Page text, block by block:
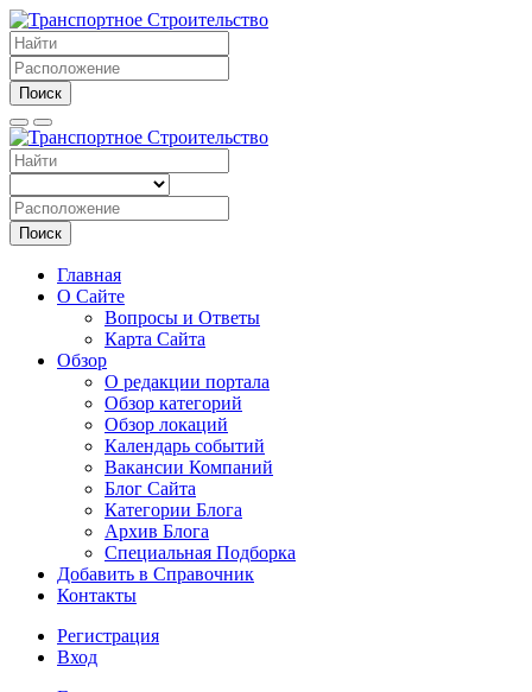
Поиск
Поиск
Главная
О Сайте
Вопросы и Ответы
Карта Сайта
Обзор
О редакции портала
Обзор категорий
Обзор локаций
Календарь событий
Вакансии Компаний
Блог Сайта
Категории Блога
Архив Блога
Специальная Подборка
Добавить в Справочник
Контакты
Регистрация
Вход